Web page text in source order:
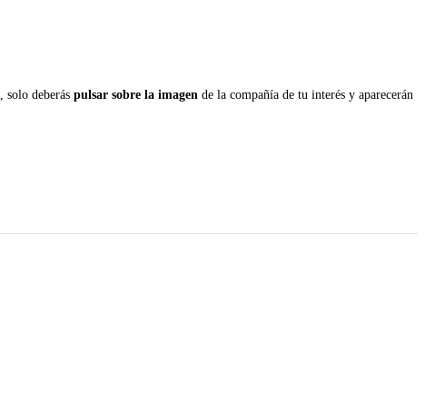
, solo deberás pulsar sobre la imagen de la compañía de tu interés y aparecerán